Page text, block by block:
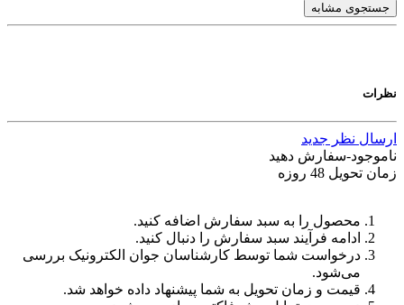
جستجوی مشابه
نظرات
ارسال نظر جدید
ناموجود-سفارش دهید
زمان تحویل 48 روزه
محصول را به سبد سفارش اضافه کنید.
ادامه فرآیند سبد سفارش را دنبال کنید.
درخواست شما توسط کارشناسان جوان الکترونیک بررسی
می‌شود.
قیمت و زمان تحویل به شما پیشنهاد داده خواهد شد.